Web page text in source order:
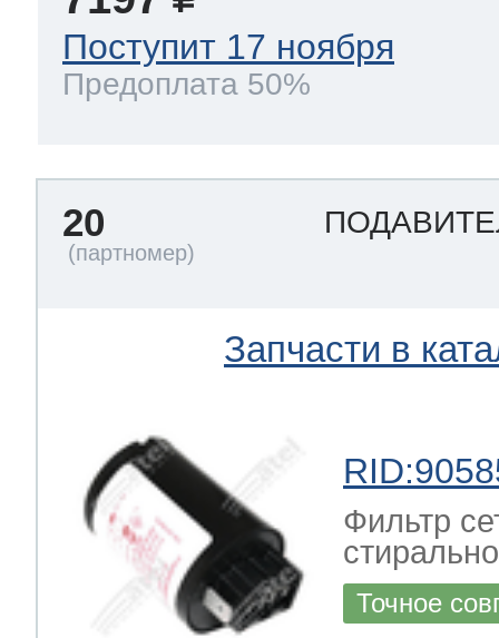
Поступит 17 ноября
Предоплата 50%
20
Запчасти в
Фильтр
Точное